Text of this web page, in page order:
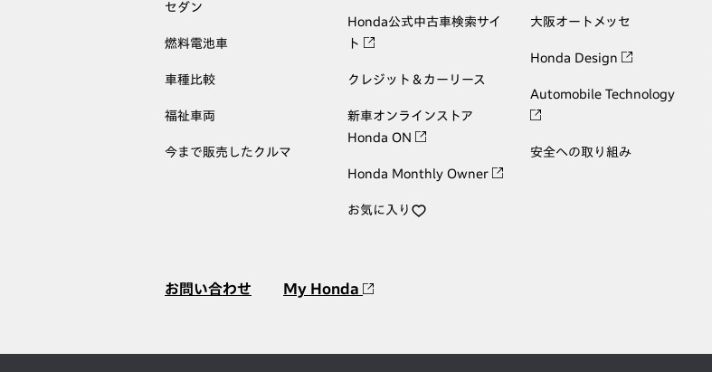
セダン
燃料電池車
車種比較
福祉車両
今まで販売したクルマ
Honda公式中古車検索サイ
ト
クレジット＆カーリース
新車オンラインストア
Honda ON
Honda Monthly Owner
お気に入り
大阪オートメッセ
Honda Design
Automobile Technology
安全への取り組み
お問い合わせ My Honda